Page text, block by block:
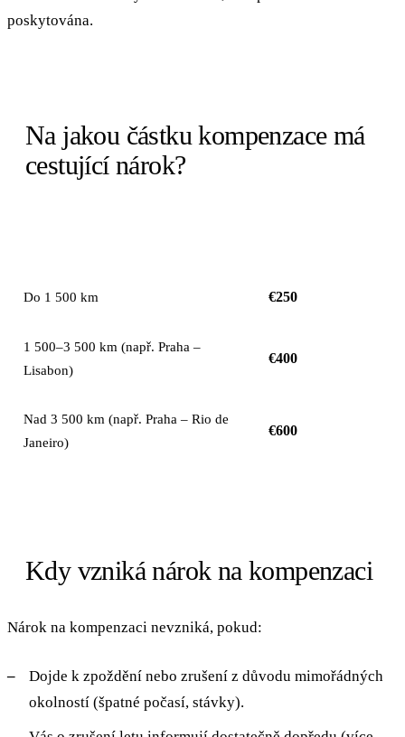
poskytována.
Na jakou částku kompenzace má
cestující nárok?
Do 1 500 km €250
1 500–3 500 km (např. Praha –
Lisabon)
€400
Nad 3 500 km (např. Praha – Rio de
Janeiro)
€600
Kdy vzniká nárok na kompenzaci
Nárok na kompenzaci nevzniká, pokud:
Dojde k zpoždění nebo zrušení z důvodu mimořádných
okolností (špatné počasí, stávky).